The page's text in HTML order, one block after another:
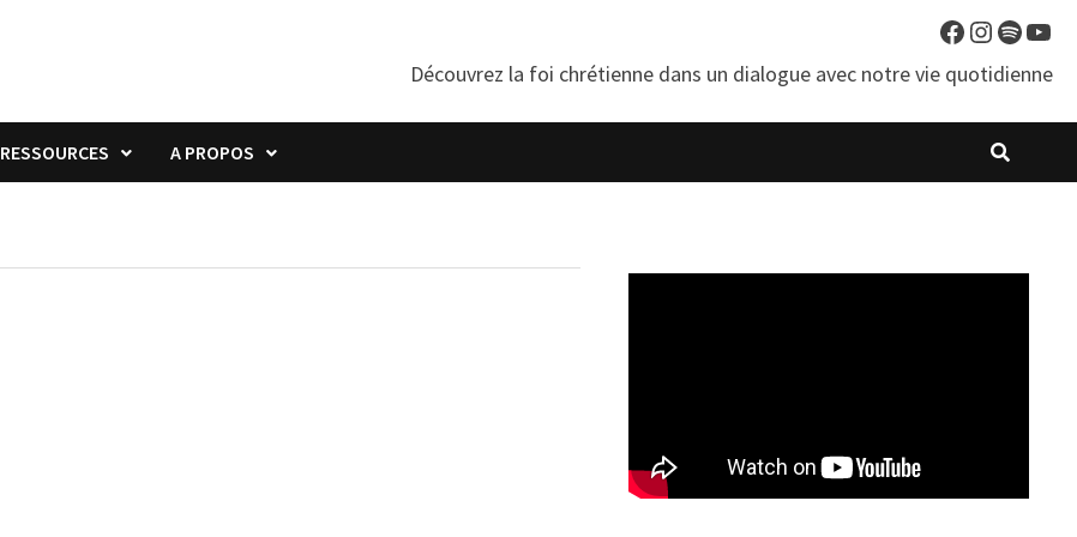
Facebook
Découvrez la foi chrétienne dans un dialogue avec notre vie quotidienne
RESSOURCES A PROPOS